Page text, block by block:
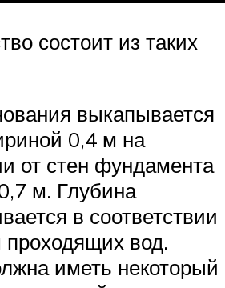
состоит из таких
выкапывается
0,4 м на
от стен фундамента
м. Глубина
в соответствии
проходящих вод.
иметь некоторый